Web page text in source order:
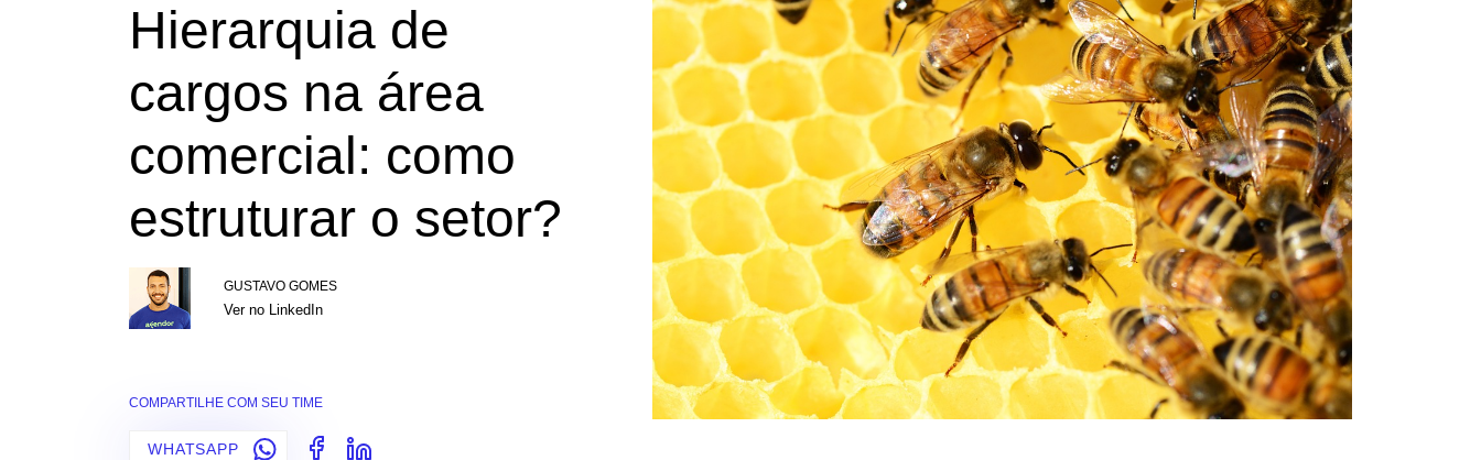
Hierarquia de
cargos na área
comercial: como
estruturar o setor?
GUSTAVO GOMES
Ver no LinkedIn
COMPARTILHE COM SEU TIME
WHATSAPP